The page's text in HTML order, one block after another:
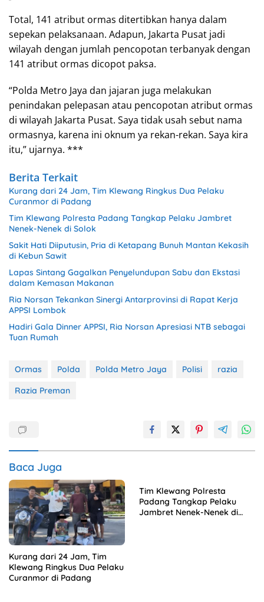
Total, 141 atribut ormas ditertibkan hanya dalam
sepekan pelaksanaan. Adapun, Jakarta Pusat jadi
wilayah dengan jumlah pencopotan terbanyak dengan
141 atribut ormas dicopot paksa.
“Polda Metro Jaya dan jajaran juga melakukan
penindakan pelepasan atau pencopotan atribut ormas
di wilayah Jakarta Pusat. Saya tidak usah sebut nama
ormasnya, karena ini oknum ya rekan-rekan. Saya kira
itu,” ujarnya. ***
Berita Terkait
Kurang dari 24 Jam, Tim Klewang Ringkus Dua Pelaku
Curanmor di Padang
Tim Klewang Polresta Padang Tangkap Pelaku Jambret
Nenek-Nenek di Solok
Sakit Hati Diiputusin, Pria di Ketapang Bunuh Mantan Kekasih
di Kebun Sawit
Lapas Sintang Gagalkan Penyelundupan Sabu dan Ekstasi
dalam Kemasan Makanan
Ria Norsan Tekankan Sinergi Antarprovinsi di Rapat Kerja
APPSI Lombok
Hadiri Gala Dinner APPSI, Ria Norsan Apresiasi NTB sebagai
Tuan Rumah
Ormas Polda Polda Metro Jaya Polisi
razia
Razia Preman
Baca Juga
Kurang dari 24 Jam, Tim
Klewang Ringkus Dua Pelaku
Curanmor di Padang
Tim Klewang Polresta
Padang Tangkap Pelaku
Jambret Nenek-Nenek di